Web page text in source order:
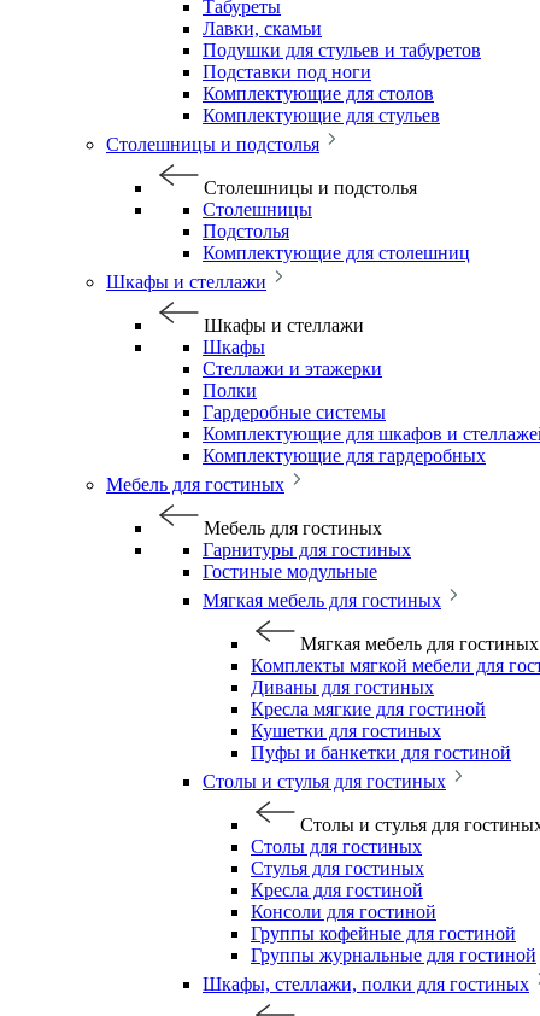
Табуреты
Лавки, скамьи
Подушки для стульев и табуретов
Подставки под ноги
Комплектующие для столов
Комплектующие для стульев
Столешницы и подстолья
Столешницы и подстолья
Столешницы
Подстолья
Комплектующие для столешниц
Шкафы и стеллажи
Шкафы и стеллажи
Шкафы
Стеллажи и этажерки
Полки
Гардеробные системы
Комплектующие для шкафов и
Комплектующие для гардеробных
Мебель для гостиных
Мебель для гостиных
Гарнитуры для гостиных
Гостиные модульные
Мягкая мебель для гостиных
Мягкая мебель для гостиных
Комплекты мягкой мебели для
Диваны для гостиных
Кресла мягкие для гостиной
Кушетки для гостиных
Пуфы и банкетки для гостиной
Столы и стулья для гостиных
Столы и стулья для
Столы для гостиных
Стулья для гостиных
Кресла для гостиной
Консоли для гостиной
Группы кофейные для гостиной
Группы журнальные для гостиной
Шкафы, стеллажи, полки для гостиных